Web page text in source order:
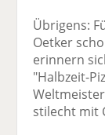
Übrigens:
Oetker
erinnern
"Halbzeit-
stilecht mit